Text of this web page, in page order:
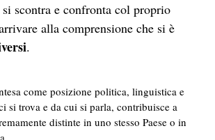
scontra e confronta col proprio
alla comprensione che si è
.
come posizione politica, linguistica e
si trova e da cui si parla, contribuisce a
distinte in uno stesso Paese o in